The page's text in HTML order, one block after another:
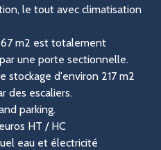
le tout avec climatisation
m2 est totalement
une porte sectionnelle.
stockage d'environ 217 m2
des escaliers.
parking.
HT / HC
eau et électricité